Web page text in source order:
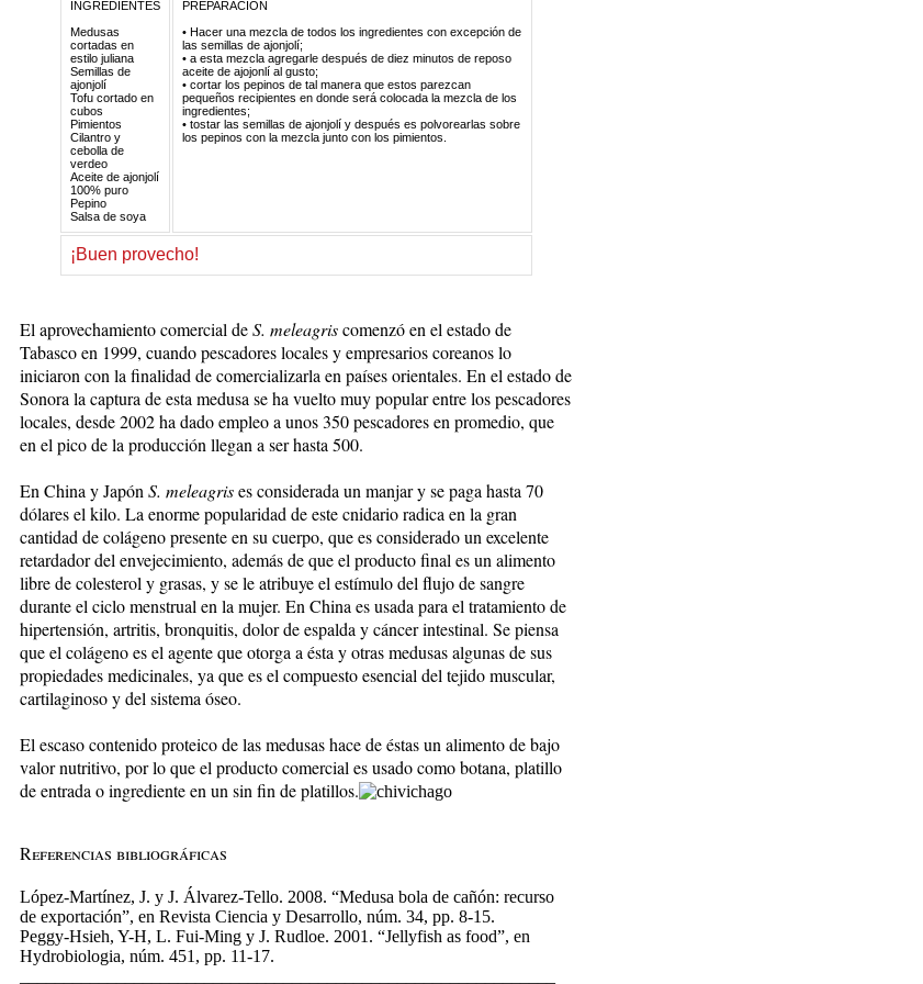
INGREDIENTES
Medusas
cortadas en
estilo juliana
Semillas de
ajonjolí
Tofu cortado en
cubos
Pimientos
Cilantro y
cebolla de
verdeo
Aceite de ajonjolí
100% puro
Pepino
Salsa de soya
PREPARACIÓN
• Hacer una mezcla de todos los ingredientes con excepción de
las semillas de ajonjolí;
• a esta mezcla agregarle después de diez minutos de reposo
aceite de ajojonlí al gusto;
• cortar los pepinos de tal manera que estos parezcan
pequeños recipientes en donde será colocada la mezcla de los
ingredientes;
• tostar las semillas de ajonjolí y después es polvorearlas sobre
los pepinos con la mezcla junto con los pimientos.
¡Buen provecho!
El aprovechamiento comercial deS. meleagriscomenzó en el estado de
Tabasco en 1999, cuando pescadores locales y empresarios coreanos lo
iniciaron con la finalidad de comercializarla en países orientales. En el estado de
Sonora la captura de esta medusa se ha vuelto muy popular entre los pescadores
locales, desde 2002 ha dado empleo a unos 350 pescadores en promedio, que
en el pico de la producción llegan a ser hasta 500.
En China y Japón S. meleagrises considerada un manjar y se paga hasta 70
dólares el kilo. La enorme popularidad de este cnidario radica en la gran
cantidad de colágeno presente en su cuerpo, que es considerado un excelente
retardador del envejecimiento, además de que el producto final es un alimento
libre de colesterol y grasas, y se le atribuye el estímulo del flujo de sangre
durante el ciclo menstrual en la mujer. En China es usada para el tratamiento de
hipertensión, artritis, bronquitis, dolor de espalda y cáncer intestinal. Se piensa
que el colágeno es el agente que otorga a ésta y otras medusas algunas de sus
propiedades medicinales, ya que es el compuesto esencial del tejido muscular,
cartilaginoso y del sistema óseo.
El escaso contenido proteico de las medusas hace de éstas un alimento de bajo
valor nutritivo, por lo que el producto comercial es usado como botana, platillo
de entrada o ingrediente en un sin fin de platillos.
Referencias bibliográficas
López-Martínez, J. y J. Álvarez-Tello. 2008. “Medusa bola de cañón: recurso
de exportación”, en Revista Ciencia y Desarrollo, núm. 34, pp. 8-15.
Peggy-Hsieh, Y-H, L. Fui-Ming y J. Rudloe. 2001. “Jellyfish as food”, en
Hydrobiologia, núm. 451, pp. 11-17.